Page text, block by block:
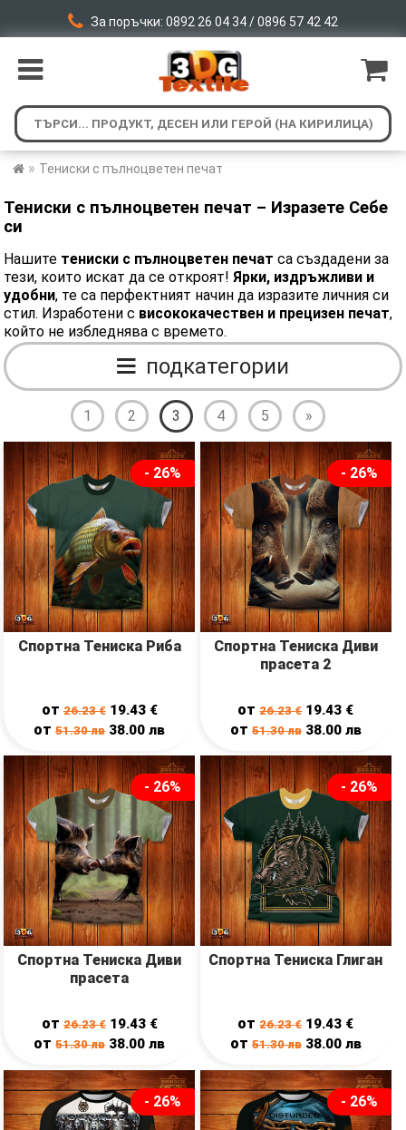
За поръчки: 0892 26 04 34 / 0896 57 42 42
» Тениски с пълноцветен печат
Тениски с пълноцветен печат – Изразете Себе
си
Нашите тениски с пълноцветен печат са създадени за
тези, които искат да се откроят!Ярки, издръжливи и
удобни, те са перфектният начин да изразите личния си
стил. Изработени с висококачествен и прецизен печат,
който не избледнява с времето.
подкатегории
1 2 3 4 5 »
- 26%
Спортна Тениска Риба
от26.23€ 19.43 €
от51.30лв 38.00лв
- 26%
Спортна Тениска Диви
прасета 2
от26.23€ 19.43 €
от 51.30лв 38.00 лв
- 26%
Спортна Тениска Диви
прасета
от26.23€ 19.43 €
от51.30лв 38.00лв
- 26%
Спортна Тениска Глиган
от26.23€ 19.43 €
от 51.30лв 38.00 лв
- 26% - 26%